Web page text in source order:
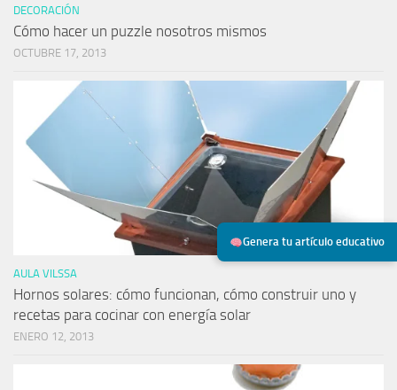
Genera tu artículo educativo
DECORACIÓN
Cómo hacer un puzzle nosotros mismos
OCTUBRE 17, 2013
AULA VILSSA
Hornos solares: cómo funcionan, cómo construir uno y
recetas para cocinar con energía solar
ENERO 12, 2013